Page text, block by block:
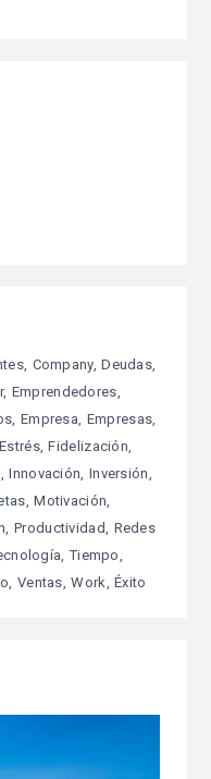
Company Deudas
Emprendedores
Empresa Empresas
Estrés Fidelización
Innovación Inversión
Motivación
Productividad Redes
Tiempo
Ventas Work Éxito